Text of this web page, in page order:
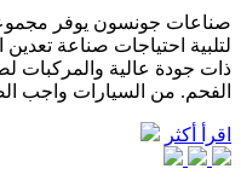
صناعات جونسون يوفر
لتلبية احتياجات صناعة
ذات جودة عالية والمركبات
الفحم. من السيارات واجب
اقرأ أكثر